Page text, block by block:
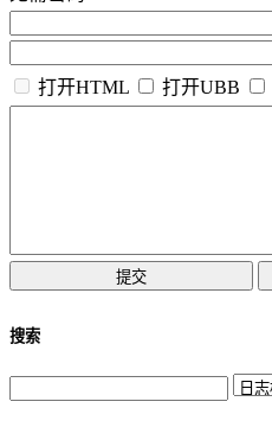
打开HTML
打开UBB
搜索